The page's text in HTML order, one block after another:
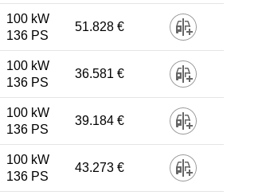
100 kW
136 PS
51.828 €
100 kW
136 PS
36.581 €
100 kW
136 PS
39.184 €
100 kW
136 PS
43.273 €